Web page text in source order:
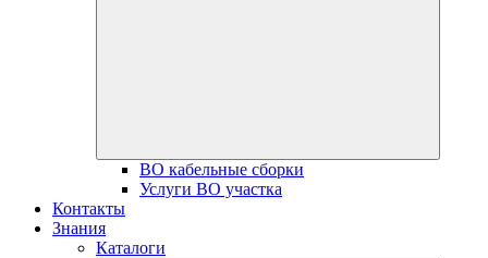
ВО кабельные сборки
Услуги ВО участка
Контакты
Знания
Каталоги